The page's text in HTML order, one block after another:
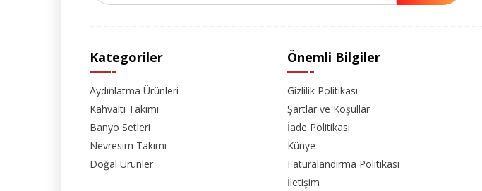
Kategoriler
Aydınlatma Ürünleri
Kahvaltı Takımı
Banyo Setleri
Nevresim Takımı
Doğal Ürünler
Önemli Bilgiler
Gizlilik Politikası
Şartlar ve Koşullar
İade Politikası
Künye
Faturalandırma Politikası
İletişim